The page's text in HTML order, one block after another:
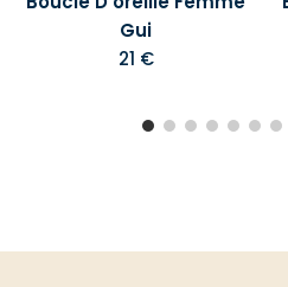
Gui
21 €